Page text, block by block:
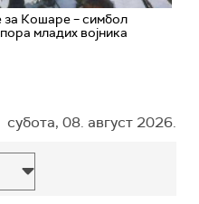
Кошаре – симбол
младих војника
субота, 08. август 2026.